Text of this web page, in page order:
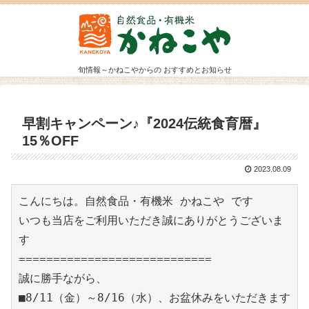
旬情報～かねこやからの おすすめとお知らせ
早割キャンペーン♪『2024伝統食育暦』
15％OFF
2023.08.09
こんにちは。自然食品・有機米 かねこや です
いつも当店をご利用いただき誠にありがとうございま
す
============================
誠に勝手ながら、
■8/11（金）～8/16（水）、お盆休みをいただきます